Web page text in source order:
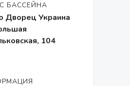
БАССЕЙНА
Дворец Украина
104